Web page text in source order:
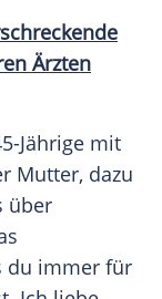
Ärzten
Jährige mit
Mutter, dazu
über
du immer für